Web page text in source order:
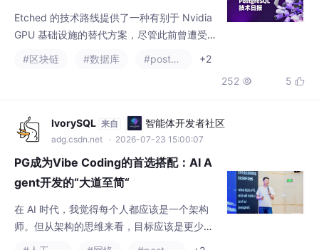
Etched 的技术路线提供了一种有别于 Nvidia
GPU 基础设施的替代方案，尽管此前曾遭受市
场质疑，但其创新方向仍赢得了投资者的强烈
信…CYBERTEC 工程师 Wellingtone Luvonga
L 配置、部署流程，以及实际操作中遇到的各
类问题。此次更新标志着 Claude 在语音交互
#区块链 #数据库 #postgresql
+2
252  5 
IvorySQL 来自 智能体开发者社区
adg.csdn.net · 2026-07-23 15:00:07
PG成为Vibe Coding的首选搭配：AI A
gent开发的“大道至简“
在 AI 时代，我觉得每个人都应该是一个架构
师。但从架构的思维来看，目标应该是更少的